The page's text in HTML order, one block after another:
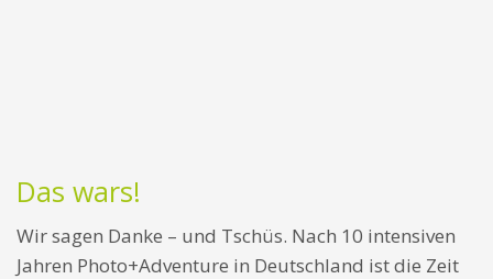
Das wars!
Wir sagen Danke – und Tschüs. Nach 10 intensiven
Jahren Photo+Adventure in Deutschland ist die Zeit